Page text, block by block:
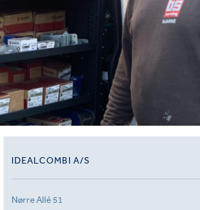
IDEALCOMBI A/S
Nørre Allé 51